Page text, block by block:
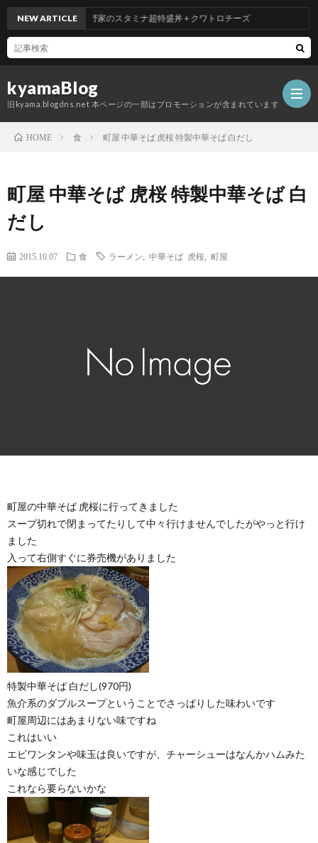
kyamaBlog
旧kyama.blogdns.net 本ページの一部はプロモーションが含まれています
NEW ARTICLE吉野家のスタミナ超特盛丼 + クワトロチーズ
HOME 食 町屋 中華そば 虎桜 特製中華そば 白だし
町屋 中華そば 虎桜 特製中華そば 白
だし
2015.10.07 食 ラーメン 中華そば 虎桜 町屋
町屋の中華そば 虎桜に行ってきました
スープ切れで閉まってたりして中々行けませんでしたがやっと行け
ました
入って右側すぐに券売機がありました
特製中華そば 白だし(970円)
魚介系のダブルスープということでさっぱりした味わいです
町屋周辺にはあまりない味ですね
これはいい
エビワンタンや味玉は良いですが、チャーシューはなんかハムみた
いな感じでした
これなら要らないかな